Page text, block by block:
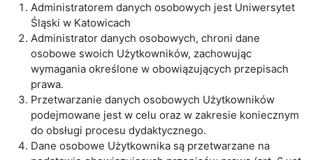
Administratorem danych osobowych jest Uniwersytet
Śląski w Katowicach
Administrator danych osobowych, chroni dane
osobowe swoich Użytkowników, zachowując
wymagania określone w obowiązujących przepisach
prawa.
Przetwarzanie danych osobowych Użytkowników
podejmowane jest w celu oraz w zakresie koniecznym
do obsługi procesu dydaktycznego.
Dane osobowe Użytkownika są przetwarzane na